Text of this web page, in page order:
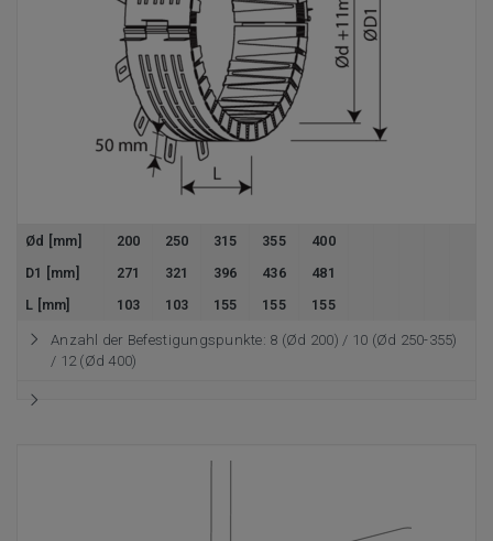
Ød [mm] 200 250 315 355
400
D1 [mm]
271 321 396 436
481
L [mm]
103 103 155 155 155
Anzahl der Befestigungspunkte: 8 (Ød 200) / 10 (Ød 250-355)
/ 12 (Ød 400)